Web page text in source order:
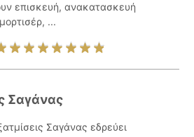
επισκευή, ανακατασκευή
...
Σαγάνας
Σαγάνας εδρεύει